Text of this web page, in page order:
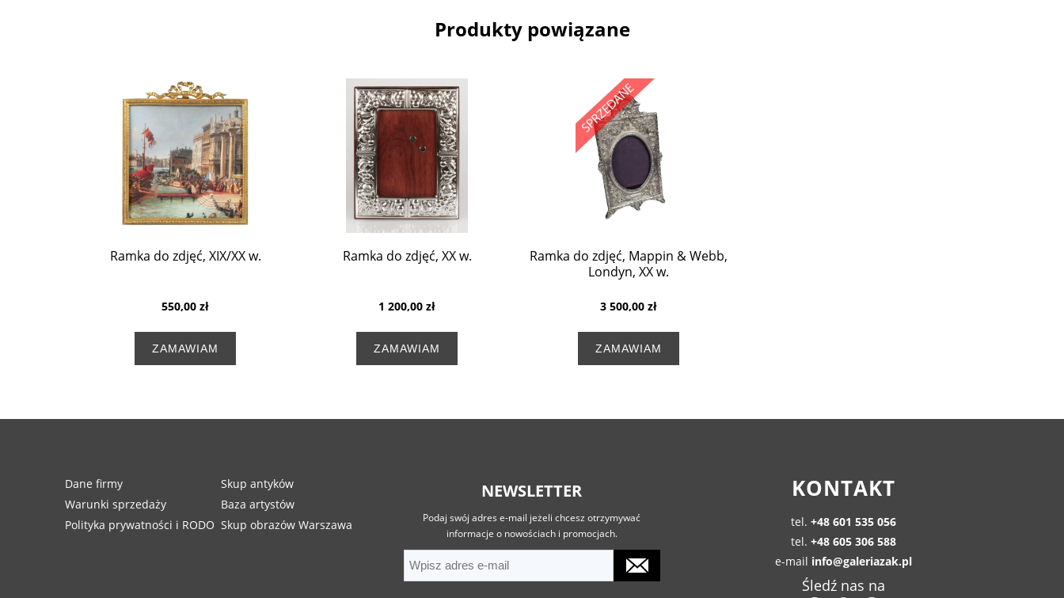
Produkty powiązane
Ramka do zdjęć, XIX/XX w.
550,00 zł
ZAMAWIAM
Ramka do zdjęć, XX w.
1 200,00 zł
ZAMAWIAM
Ramka do zdjęć, Mappin & Webb,
Londyn, XX w.
3 500,00 zł
ZAMAWIAM
Dane firmy
Warunki sprzedaży
Polityka prywatności i RODO
Skup antyków
Baza artystów
Skup obrazów Warszawa
NEWSLETTER
Podaj swój adres e-mail jeżeli chcesz otrzymywać
informacje o nowościach i promocjach.
KONTAKT
tel. +48 601 535 056
tel. +48 605 306 588
e-mail info@galeriazak.pl
Śledź nas na